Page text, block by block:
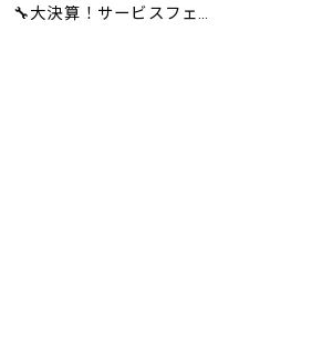
🔧大決算！サービスフェア開催！🔧